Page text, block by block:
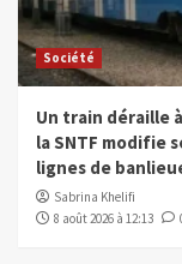
Société
Un train déraille
la SNTF modifie
lignes de
Sabrina Khelifi
8 août 2026 à 12:13